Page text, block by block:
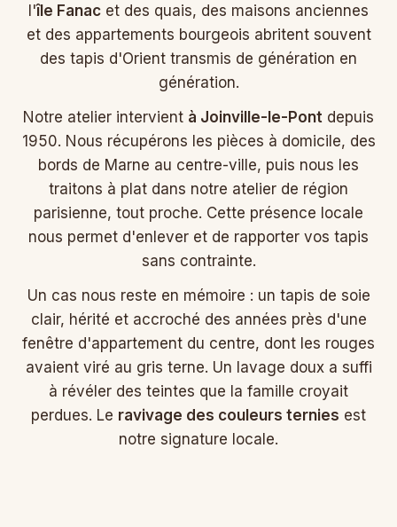
l'île Fanac et des quais, des maisons anciennes
et des appartements bourgeois abritent souvent
des tapis d'Orient transmis de génération en
génération.
Notre atelier intervient à Joinville-le-Pont depuis
1950. Nous récupérons les pièces à domicile, des
bords de Marne au centre-ville, puis nous les
traitons à plat dans notre atelier de région
parisienne, tout proche. Cette présence locale
nous permet d'enlever et de rapporter vos tapis
sans contrainte.
Un cas nous reste en mémoire : un tapis de soie
clair, hérité et accroché des années près d'une
fenêtre d'appartement du centre, dont les rouges
avaient viré au gris terne. Un lavage doux a suffi
à révéler des teintes que la famille croyait
perdues. Le ravivage des couleurs ternies est
notre signature locale.